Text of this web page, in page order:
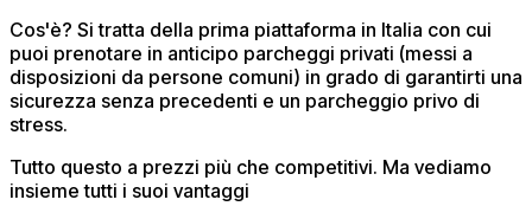
Cos'è? Si tratta della prima piattaforma in Italia con cui
puoi prenotare in anticipo parcheggi privati (messi a
disposizioni da persone comuni) ​in grado di garantirti una
sicurezza senza precedenti e un parcheggio privo di
stress.
Tutto questo a prezzi più che competitivi. Ma vediamo
insieme tutti i suoi vantaggi